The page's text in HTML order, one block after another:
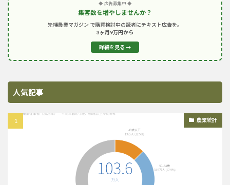
◆ 広告募集中 ◆
集客数を増やしませんか？
先端農業マガジン で購買検討中の読者にテキスト広告を。
3ヶ月9万円から
詳細を見る →
人気記事
農業統計